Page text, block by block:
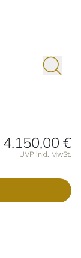
4.150,00 €
UVP inkl. MwSt.